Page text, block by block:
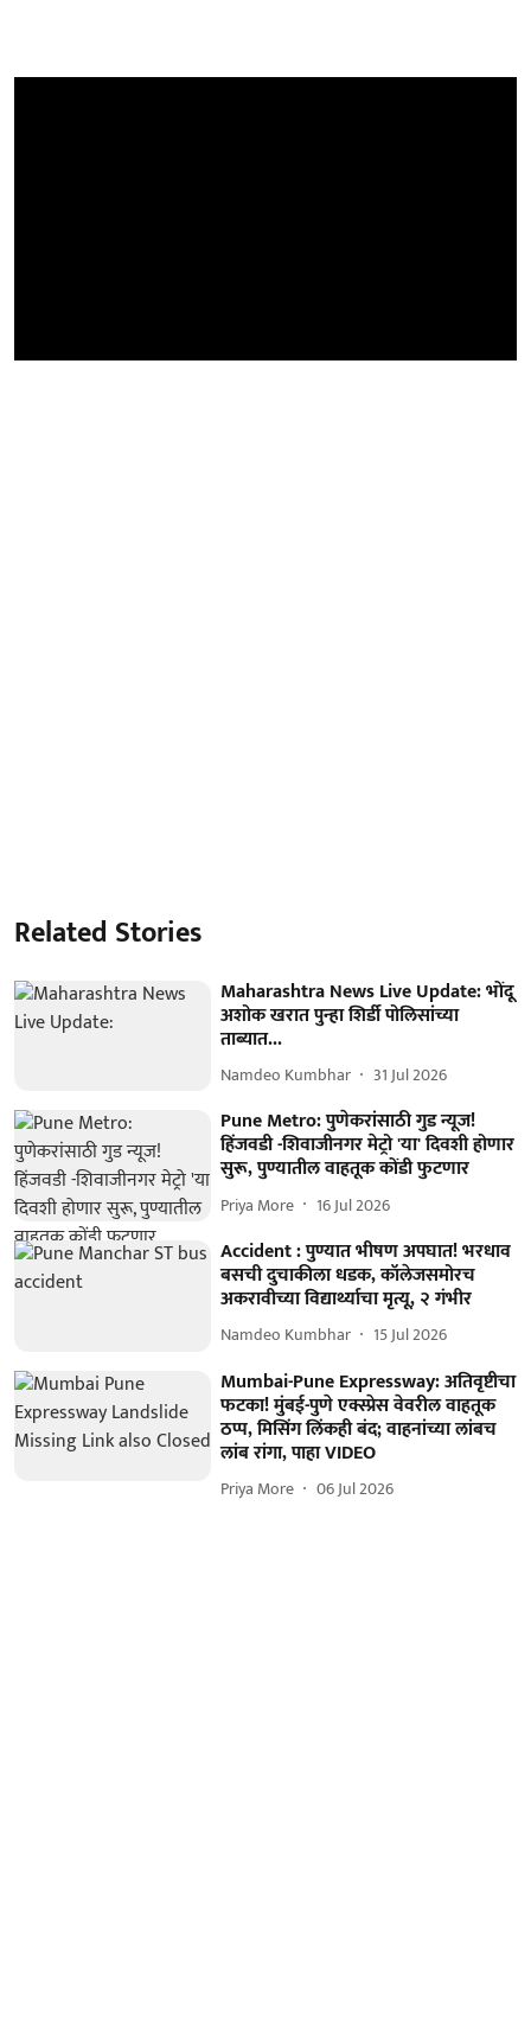
Related Stories
Maharashtra News Live Update: भोंदू
अशोक खरात पुन्हा शिर्डी पोलिसांच्या
ताब्यात...
Namdeo Kumbhar 31 Jul 2026
Pune Metro: पुणेकरांसाठी गुड न्यूज!
हिंजवडी -शिवाजीनगर मेट्रो 'या' दिवशी होणार
सुरू, पुण्यातील वाहतूक कोंडी फुटणार
Priya More 16 Jul 2026
Accident : पुण्यात भीषण अपघात! भरधाव
बसची दुचाकीला धडक, कॉलेजसमोरच
अकरावीच्या विद्यार्थ्याचा मृत्यू, २ गंभीर
Namdeo Kumbhar 15 Jul 2026
Mumbai-Pune Expressway: अतिवृष्टीचा
फटका! मुंबई-पुणे एक्स्प्रेस वेवरील वाहतूक
ठप्प, मिसिंग लिंकही बंद; वाहनांच्या लांबच
लांब रांगा, पाहा VIDEO
Priya More 06 Jul 2026